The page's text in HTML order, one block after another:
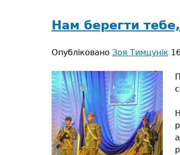
Нам берегти
Опубліковано Зоя Тимцунік